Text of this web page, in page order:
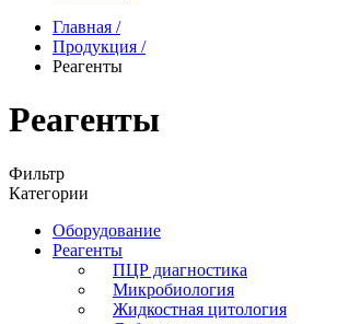
Главная /
Продукция /
Реагенты
Реагенты
Фильтр
Категории
Оборудование
Реагенты
ПЦР диагностика
Микробиология
Жидкостная цитология